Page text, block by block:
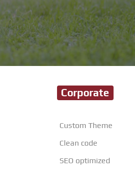
Corporate
Custom Theme
Clean code
SEO optimized